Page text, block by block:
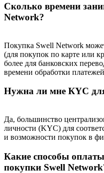
Сколько времени
Network?
Покупка Swell Network
(для покупок по карте или
более для банковских
времени обработки
Нужна ли мне КYC
Да, большинство
личности (KYC) для
и возможности покупок в
Какие способы
покупки Swell